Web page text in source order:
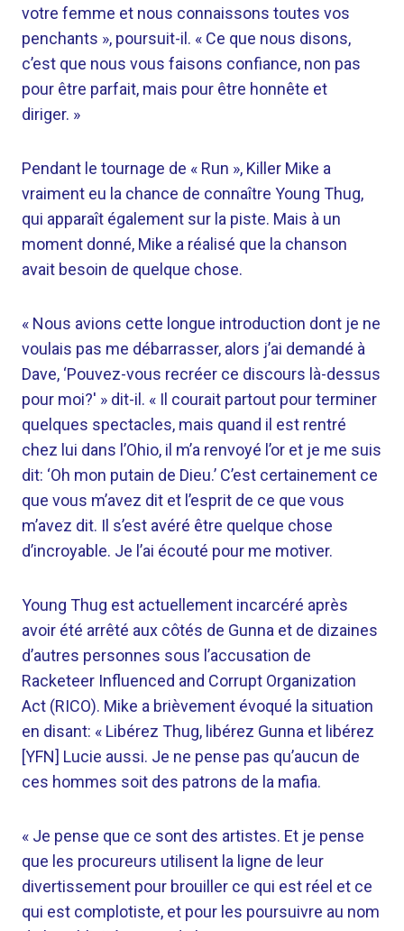
votre femme et nous connaissons toutes vos
penchants », poursuit-il. « Ce que nous disons,
c’est que nous vous faisons confiance, non pas
pour être parfait, mais pour être honnête et
diriger. »
Pendant le tournage de « Run », Killer Mike a
vraiment eu la chance de connaître Young Thug,
qui apparaît également sur la piste. Mais à un
moment donné, Mike a réalisé que la chanson
avait besoin de quelque chose.
« Nous avions cette longue introduction dont je ne
voulais pas me débarrasser, alors j’ai demandé à
Dave, ‘Pouvez-vous recréer ce discours là-dessus
pour moi?' » dit-il. « Il courait partout pour terminer
quelques spectacles, mais quand il est rentré
chez lui dans l’Ohio, il m’a renvoyé l’or et je me suis
dit: ‘Oh mon putain de Dieu.’ C’est certainement ce
que vous m’avez dit et l’esprit de ce que vous
m’avez dit. Il s’est avéré être quelque chose
d’incroyable. Je l’ai écouté pour me motiver.
Young Thug est actuellement incarcéré après
avoir été arrêté aux côtés de Gunna et de dizaines
d’autres personnes sous l’accusation de
Racketeer Influenced and Corrupt Organization
Act (RICO). Mike a brièvement évoqué la situation
en disant: « Libérez Thug, libérez Gunna et libérez
[YFN] Lucie aussi. Je ne pense pas qu’aucun de
ces hommes soit des patrons de la mafia.
« Je pense que ce sont des artistes. Et je pense
que les procureurs utilisent la ligne de leur
divertissement pour brouiller ce qui est réel et ce
qui est complotiste, et pour les poursuivre au nom